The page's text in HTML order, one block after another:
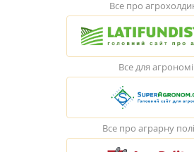
Все про
Все для
Все про аграрну